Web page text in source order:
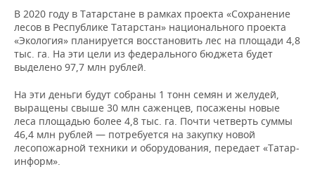
ДЕКЛАРАЦИИ О ДОХОДАХ
КОРОЛИ ГОСЗАКАЗА ПФО
ВУЗЫ ТАТАРСТАНА
КОМУ ПРИНАДЛЕЖАТ
ТОРГОВЫЕ ЦЕНТРЫ
ТАТАРСТАНА
НОВОСТИ ЭКОНОМИКИ
ФИНАНСЫ
БАНКИ
БЮДЖЕТ
ИНВЕСТИЦИИ
ПРОМЫШЛЕННОСТЬ
НОВОСТИ
ПРОМЫШЛЕННОСТИ
МАШИНОСТРОЕНИЕ
НЕФТЕХИМИЯ
НЕДВИЖИМОСТЬ
НОВОСТИ НЕДВИЖИМОСТИ
АВТО
НОВОСТИ АВТО
БИЗНЕС
НОВОСТИ БИЗНЕСА
РОЗНИЧНАЯ ТОРГОВЛЯ
ТЕХНОЛОГИИ
НОВОСТИ ТЕХНОЛОГИЙ
МЕРОПРИЯТИЯ
В 2020 году в Татарстане в рамках проекта «Сохранение
лесов в Республике Татарстан» национального проекта
«Экология» планируется восстановить лес на площади 4,8
тыс. га. На эти цели из федерального бюджета будет
выделено 97,7 млн рублей.
На эти деньги будут собраны 1 тонн семян и желудей,
выращены свыше 30 млн саженцев, посажены новые
леса площадью более 4,8 тыс. га. Почти четверть суммы
46,4 млн рублей — потребуется на закупку новой
лесопожарной техники и оборудования, передает «Татар-
информ».